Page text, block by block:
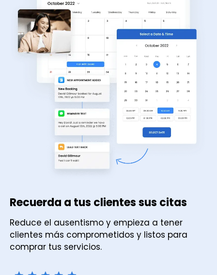
Recuerda a tus clientes sus citas
Reduce el ausentismo y empieza a tener
clientes más comprometidos y listos para
comprar tus servicios.